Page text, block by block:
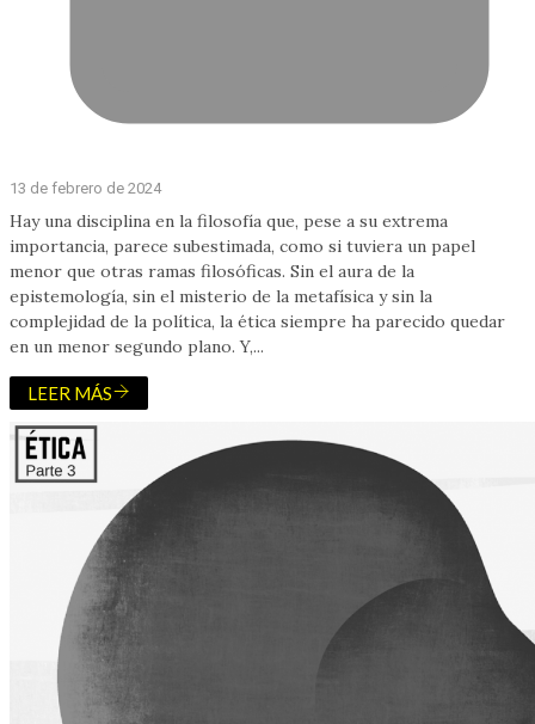
13 de febrero de 2024
Hay una disciplina en la filosofía que, pese a su extrema
importancia, parece subestimada, como si tuviera un papel
menor que otras ramas filosóficas. Sin el aura de la
epistemología, sin el misterio de la metafísica y sin la
complejidad de la política, la ética siempre ha parecido quedar
en un menor segundo plano. Y,...
LEER MÁS